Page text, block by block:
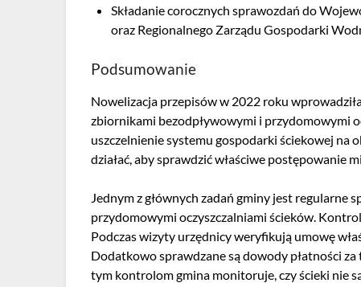
Składanie corocznych sprawozdań do
oraz Regionalnego Zarządu Gospodarki
Podsumowanie
Nowelizacja przepisów w 2022 roku
zbiornikami bezodpływowymi i przydomowymi
uszczelnienie systemu gospodarki ściekowej na
działać, aby sprawdzić właściwe postępowanie
Jednym z głównych zadań gminy jest regularne
przydomowymi oczyszczalniami ścieków.
Podczas wizyty urzędnicy weryfikują umowę
Dodatkowo sprawdzane są dowody płatności
tym kontrolom gmina monitoruje, czy ścieki nie